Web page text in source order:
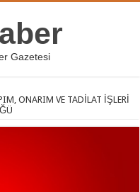
Gazetesi
ONARIM VE TADİLAT İŞLERİ